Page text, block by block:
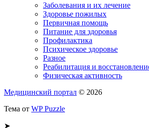
Заболевания и их лечение
Здоровье пожилых
Первичная помощь
Питание для здоровья
Профилактика
Психическое здоровье
Разное
Реабилитация и
Физическая активность
Медицинский портал © 2026
Тема от WP Puzzle
➤